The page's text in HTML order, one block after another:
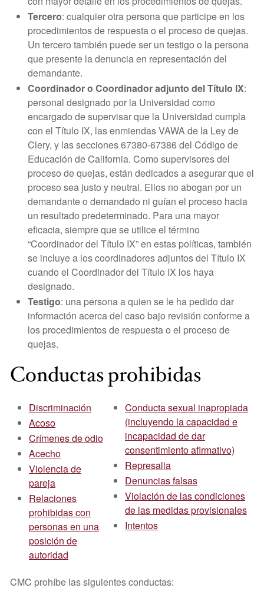
Tercero: cualquier otra persona que participe en los
procedimientos de respuesta o el proceso de quejas.
Un tercero también puede ser un testigo o la persona
que presente la denuncia en representación del
demandante.
Coordinador o Coordinador adjunto del Título IX:
personal designado por la Universidad como
encargado de supervisar que la Universidad cumpla
con el Título IX, las enmiendas VAWA de la Ley de
Clery, y las secciones 67380-67386 del Código de
Educación de California. Como supervisores del
proceso de quejas, están dedicados a asegurar que el
proceso sea justo y neutral. Ellos no abogan por un
demandante o demandado ni guían el proceso hacia
un resultado predeterminado. Para una mayor
eficacia, siempre que se utilice el término
“Coordinador del Título IX” en estas políticas, también
se incluye a los coordinadores adjuntos del Título IX
cuando el Coordinador del Título IX los haya
designado.
Testigo: una persona a quien se le ha pedido dar
información acerca del caso bajo revisión conforme a
los procedimientos de respuesta o el proceso de
quejas.
Conductas prohibidas
Discriminación
Acoso
Crímenes de odio
Acecho
Violencia de
pareja
Relaciones
prohibidas con
personas en una
posición de
autoridad
Conducta sexual inapropiada
(incluyendo la capacidad e
incapacidad de dar
consentimiento afirmativo)
Represalia
Denuncias falsas
Violación de las condiciones
de las medidas provisionales
Intentos
CMC prohíbe las siguientes conductas: